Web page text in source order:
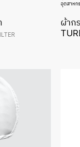
อุตสาหก
ผ้าก